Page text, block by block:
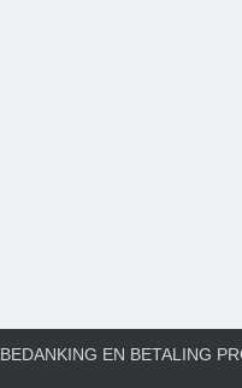
BEDANKING EN BETALING